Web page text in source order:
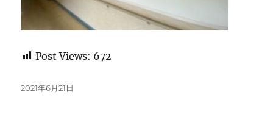
Post Views: 672
投
2021年6月21日